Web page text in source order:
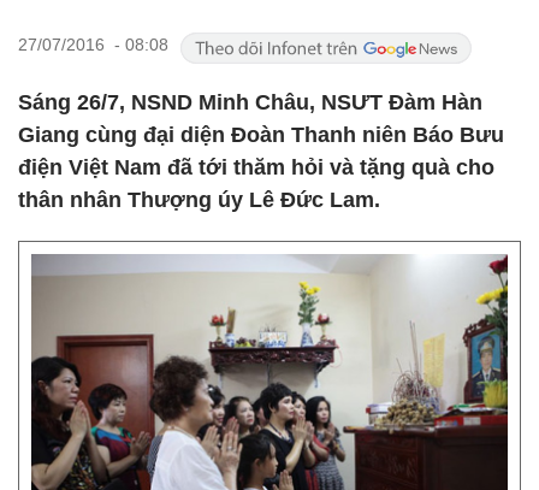
27/07/2016 - 08:08
Sáng 26/7, NSND Minh Châu, NSƯT Đàm Hàn
Giang cùng đại diện Đoàn Thanh niên Báo Bưu
điện Việt Nam đã tới thăm hỏi và tặng quà cho
thân nhân Thượng úy Lê Đức Lam.